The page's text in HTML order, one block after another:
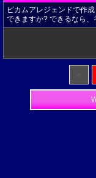
ビカムアレジェンドで作
できますか? できるなら、